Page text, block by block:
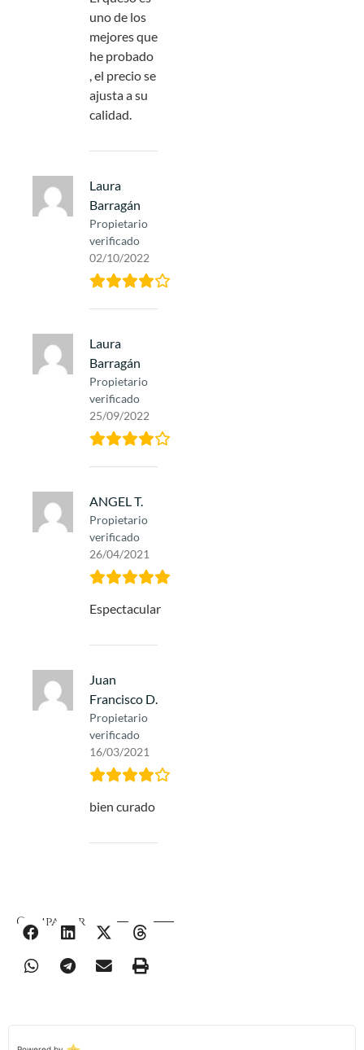
uno de los
mejores que
he probado
, el precio se
ajusta a su
calidad.
Laura
Barragán
Propietario
verificado
02/10/2022
Laura
Barragán
Propietario
verificado
25/09/2022
ANGEL T.
Propietario
verificado
26/04/2021
Espectacular
Juan
Francisco D.
Propietario
verificado
16/03/2021
bien curado
Compartir